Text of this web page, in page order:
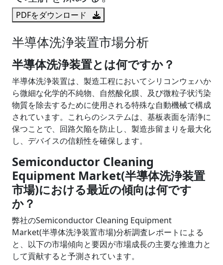
PDFをダウンロード
半導体洗浄装置市場分析
半導体洗浄装置とは何ですか？
半導体洗浄装置は、製造工程においてシリコンウェハか
ら微細な化学的不純物、自然酸化膜、及び微粒子状汚染
物質を除去するために使用される特殊な自動機械で構成
されています。これらのシステムは、基板表面を清浄に
保つことで、回路欠陥を防止し、製造歩留まりを最大化
し、デバイスの信頼性を確保します。
Semiconductor Cleaning
Equipment Market(半導体洗浄装置
市場)における最近の傾向は何です
か？
弊社のSemiconductor Cleaning Equipment
Market(半導体洗浄装置市場)分析調査レポートによる
と、以下の市場傾向と要因が市場成長の主要な推進力と
して貢献すると予測されています。